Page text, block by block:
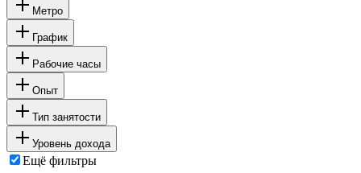
Метро
График
Рабочие часы
Опыт
Тип занятости
Уровень дохода
Ещё фильтры